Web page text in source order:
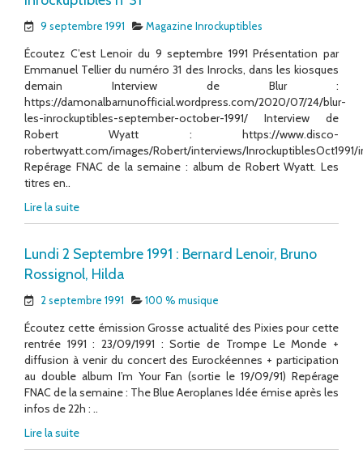
9 septembre 1991 Magazine Inrockuptibles
Écoutez C’est Lenoir du 9 septembre 1991 Présentation par
Emmanuel Tellier du numéro 31 des Inrocks, dans les kiosques
demain Interview de Blur :
https://damonalbarnunofficial.wordpress.com/2020/07/24/blur-
les-inrockuptibles-september-october-1991/ Interview de
Robert Wyatt : https://www.disco-
robertwyatt.com/images/Robert/interviews/InrockuptiblesOct1991/
Repérage FNAC de la semaine : album de Robert Wyatt. Les
titres en..
Lire la suite
Lundi 2 Septembre 1991 : Bernard Lenoir, Bruno
Rossignol, Hilda
2 septembre 1991 100 % musique
Écoutez cette émission Grosse actualité des Pixies pour cette
rentrée 1991 : 23/09/1991 : Sortie de Trompe Le Monde +
diffusion à venir du concert des Eurockéennes + participation
au double album I’m Your Fan (sortie le 19/09/91) Repérage
FNAC de la semaine : The Blue Aeroplanes Idée émise après les
infos de 22h : ..
Lire la suite